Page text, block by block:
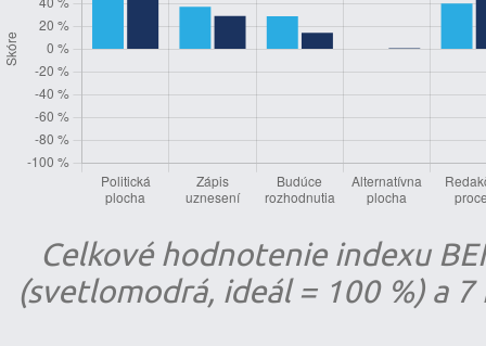
Celkové hodnotenie indexu
(svetlomodrá, ideál = 100 %) a